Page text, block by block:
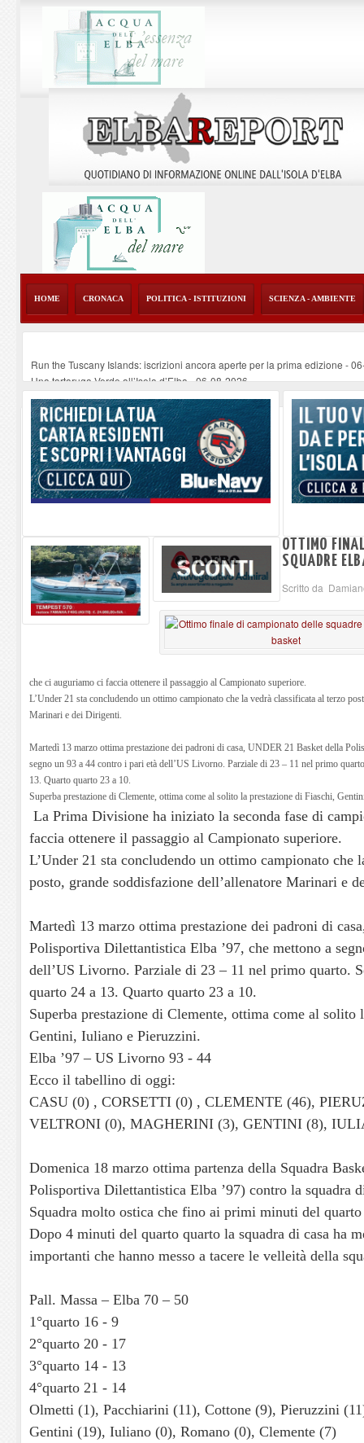
HOME CRONACA POLITICA - ISTITUZIONI SCIENZA - AMBIENTE
Run the Tuscany Islands: iscrizioni ancora aperte per la prima edizione -
Una tartaruga Verde all’Isola d’Elba-06-08-2026
Furgone in fiamme a Capoliveri, illeso il conducente-06-08-2026
Campo: chiusura della biblioteca comunale in occasione del Santo Patrono
A Carpani si apre la Festa di Liberazione: il programma della prima serata-
OTTIMO
SQUADRE
Scritto da
che ci auguriamo ci faccia ottenere il passaggio al Campionato superiore.
L’Under 21 sta concludendo un ottimo campionato che la vedrà classificata al terzo
Marinari e dei Dirigenti.
Martedì 13 marzo ottima prestazione dei padroni di casa, UNDER 21 Basket della
segno un 93 a 44 contro i pari età dell’US Livorno. Parziale di 23 – 11 nel primo
13. Quarto quarto 23 a 10.
Superba prestazione di Clemente, ottima come al solito la prestazione di Fiaschi,
La Prima Divisione ha iniziato la seconda fase di
faccia ottenere il passaggio al Campionato superiore.
L’Under 21 sta concludendo un ottimo campionato che
posto, grande soddisfazione dell’allenatore Marinari e
Martedì 13 marzo ottima prestazione dei padroni di
Polisportiva Dilettantistica Elba ’97, che mettono a
dell’US Livorno. Parziale di 23 – 11 nel primo quarto.
quarto 24 a 13. Quarto quarto 23 a 10.
Superba prestazione di Clemente, ottima come al solito
Gentini, Iuliano e Pieruzzini.
Elba ’97 – US Livorno 93 - 44
Ecco il tabellino di oggi:
CASU (0) , CORSETTI (0) , CLEMENTE (46),
VELTRONI (0), MAGHERINI (3), GENTINI (8),
Domenica 18 marzo ottima partenza della Squadra
Polisportiva Dilettantistica Elba ’97) contro la squadra
Squadra molto ostica che fino ai primi minuti del
Dopo 4 minuti del quarto quarto la squadra di casa ha
importanti che hanno messo a tacere le velleità della
Pall. Massa – Elba 70 – 50
1°quarto 16 - 9
2°quarto 20 - 17
3°quarto 14 - 13
4°quarto 21 - 14
Olmetti (1), Pacchiarini (11), Cottone (9), Pieruzzini
Gentini (19), Iuliano (0), Romano (0), Clemente (7)